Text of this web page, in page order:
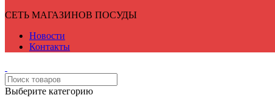
СЕТЬ МАГАЗИНОВ ПОСУДЫ
Новости
Контакты
Выберите категорию